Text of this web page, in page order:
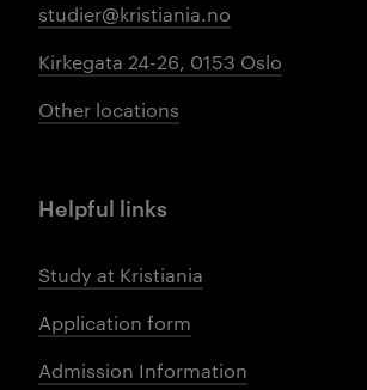
studier@kristiania.no
Kirkegata 24-26, 0153 Oslo
Other locations
Helpful links
Study at Kristiania
Application form
Admission Information